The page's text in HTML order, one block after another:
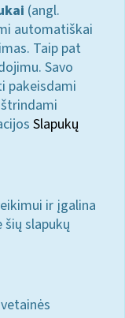
(angl.
automatiškai
Taip pat
Savo
pakeisdami
Slapukų
ir įgalina
slapukų